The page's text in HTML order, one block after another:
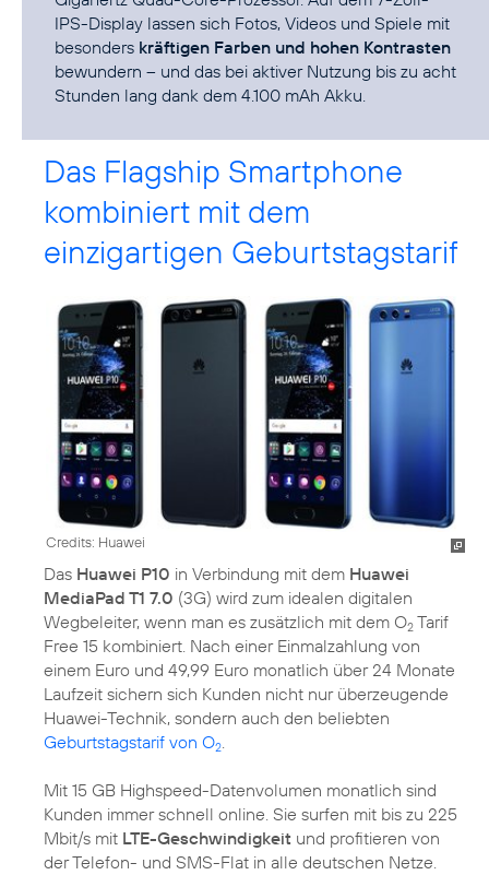
IPS-Display lassen sich Fotos, Videos und Spiele mit
besonders kräftigen Farben und hohen Kontrasten
bewundern – und das bei aktiver Nutzung bis zu acht
Stunden lang dank dem 4.100 mAh Akku.
Das Flagship Smartphone
kombiniert mit dem
einzigartigen Geburtstagstarif
Credits: Huawei
Das Huawei P10 in Verbindung mit dem Huawei
MediaPad T1 7.0 (3G) wird zum idealen digitalen
Wegbeleiter, wenn man es zusätzlich mit dem O2 Tarif
Free 15 kombiniert. Nach einer Einmalzahlung von
einem Euro und 49,99 Euro monatlich über 24 Monate
Laufzeit sichern sich Kunden nicht nur überzeugende
Huawei-Technik, sondern auch den beliebten
Geburtstagstarif von O2.
Mit 15 GB Highspeed-Datenvolumen monatlich sind
Kunden immer schnell online. Sie surfen mit bis zu 225
Mbit/s mit LTE-Geschwindigkeit und profitieren von
der Telefon- und SMS-Flat in alle deutschen Netze.